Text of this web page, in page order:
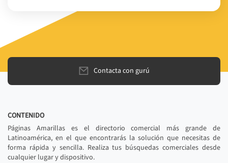
Contacta con gurú
CONTENIDO
Páginas Amarillas es el directorio comercial más grande de
Latinoamérica, en el que encontrarás la solución que necesitas de
forma rápida y sencilla. Realiza tus búsquedas comerciales desde
cualquier lugar y dispositivo.